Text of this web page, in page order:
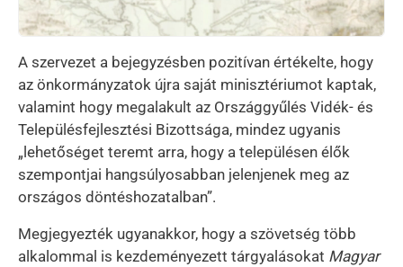
A szervezet a bejegyzésben pozitívan értékelte, hogy
az önkormányzatok újra saját minisztériumot kaptak,
valamint hogy megalakult az Országgyűlés Vidék- és
Településfejlesztési Bizottsága, mindez ugyanis
„lehetőséget teremt arra, hogy a településen élők
szempontjai hangsúlyosabban jelenjenek meg az
országos döntéshozatalban”.
Megjegyezték ugyanakkor, hogy a szövetség több
alkalommal is kezdeményezett tárgyalásokat Magyar